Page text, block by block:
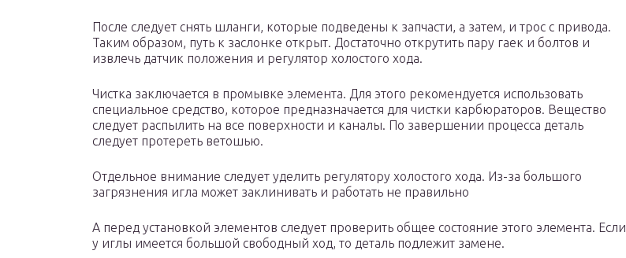
После следует снять шланги, которые подведены к запчасти, а затем, и трос с привода.
Таким образом, путь к заслонке открыт. Достаточно открутить пару гаек и болтов и
извлечь датчик положения и регулятор холостого хода.
Чистка заключается в промывке элемента. Для этого рекомендуется использовать
специальное средство, которое предназначается для чистки карбюраторов. Вещество
следует распылить на все поверхности и каналы. По завершении процесса деталь
следует протереть ветошью.
Отдельное внимание следует уделить регулятору холостого хода. Из-за большого
загрязнения игла может заклинивать и работать не правильно
А перед установкой элементов следует проверить общее состояние этого элемента. Если
у иглы имеется большой свободный ход, то деталь подлежит замене.